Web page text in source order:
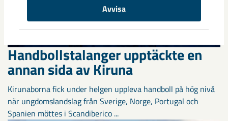
Avvisa
Handbollstalanger upptäckte en
annan sida av Kiruna
Kirunaborna fick under helgen uppleva handboll på hög nivå
när ungdomslandslag från Sverige, Norge, Portugal och
Spanien möttes i Scandiberico ...